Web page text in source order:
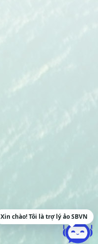
Xin chào! Tôi là trợ lý ảo SBVN